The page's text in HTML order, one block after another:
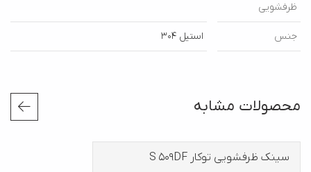
ظرفشویی
جنس استیل 304
محصولات مشابه
سینک ظرفشویی توکار S 509DF